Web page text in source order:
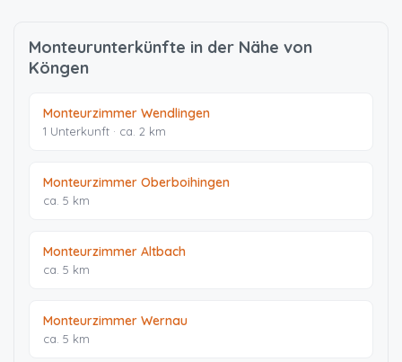
Monteurunterkünfte in der Nähe von
Köngen
Monteurzimmer Wendlingen
1 Unterkunft · ca. 2 km
Monteurzimmer Oberboihingen
ca. 5 km
Monteurzimmer Altbach
ca. 5 km
Monteurzimmer Wernau
ca. 5 km